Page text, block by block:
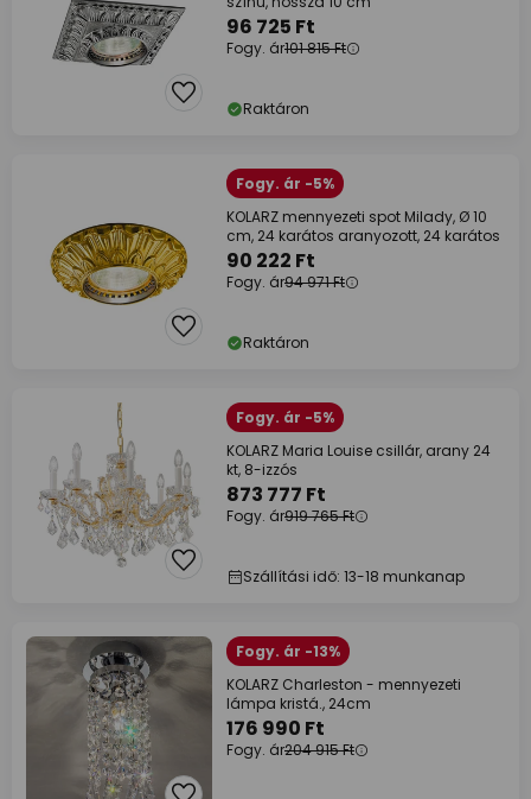
96 725 Ft
Fogy. ár101 815 Ft
Raktáron
Fogy. ár -5%
KOLARZ mennyezeti spot Milady, Ø 10
cm, 24 karátos aranyozott, 24 karátos
90 222 Ft
Fogy. ár94 971 Ft
Raktáron
Fogy. ár -5%
KOLARZ Maria Louise csillár, arany 24
kt, 8-izzós
873 777 Ft
Fogy. ár919 765 Ft
Szállítási idő: 13-18 munkanap
Fogy. ár -13%
KOLARZ Charleston - mennyezeti
lámpa kristá., 24cm
176 990 Ft
Fogy. ár204 915 Ft